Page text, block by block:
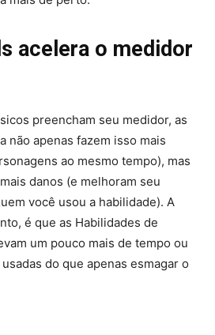
acelera o medidor
preencham seu medidor, as
não apenas fazem isso mais
ao mesmo tempo), mas
danos (e melhoram seu
você usou a habilidade). A
é que as Habilidades de
um pouco mais de tempo ou
do que apenas esmagar o